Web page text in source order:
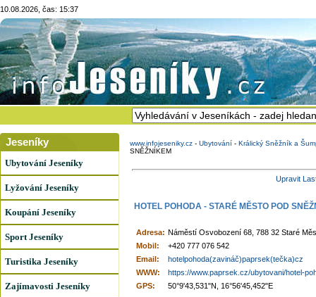
10.08.2026, čas: 15:37
Jeseníky
Ubytování Jeseníky
Lyžování Jeseníky
Koupání Jeseníky
Sport Jeseníky
Turistika Jeseníky
Zajímavosti Jeseníky
www.infojeseniky.cz - Ubytování - Králický Sněžník a
SNĚŽNÍKEM
Upravit
HOTEL POHODA - STARÉ MĚSTO POD
Adresa: Náměstí Osvobození 68, 788 32 Staré
Mobil:
+420 777 076 542
Email:
hotelpohoda(zavináč)paprsek(tečka)cz
WWW:
https://www.paprsek.cz/ubytovani/hotel-
GPS:
50°9'43,531"N, 16°56'45,452"E